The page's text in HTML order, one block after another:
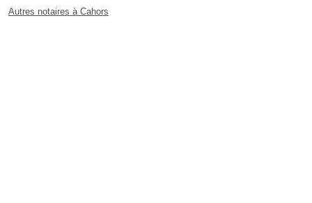
Autres notaires à Cahors